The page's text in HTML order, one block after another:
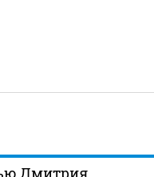
Дмитрия